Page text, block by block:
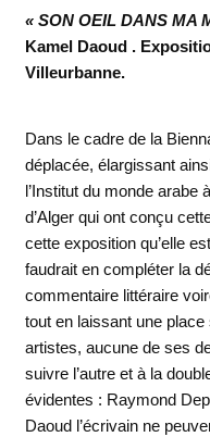
« SON OEIL DANS MA
Kamel Daoud .
Villeurbanne.
Dans le cadre de la
déplacée, élargissant
l’Institut du monde
d’Alger qui ont conçu
cette exposition qu’elle
faudrait en compléter la
commentaire littéraire
tout en laissant une
artistes, aucune de ses
suivre l’autre et à la
évidentes : Raymond
Daoud l’écrivain ne